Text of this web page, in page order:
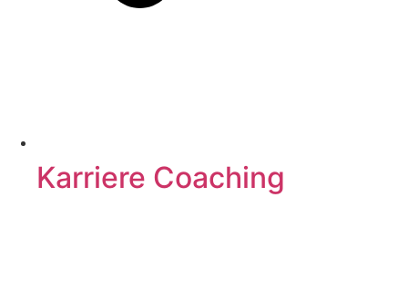
Karriere Coaching